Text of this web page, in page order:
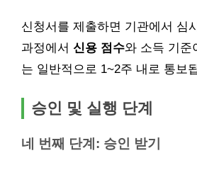
신청서를 제출하면 기관에서 심
과정에서 신용 점수와 소득 기준
는 일반적으로 1~2주 내로 통보
승인 및 실행 단계
네 번째 단계: 승인 받기